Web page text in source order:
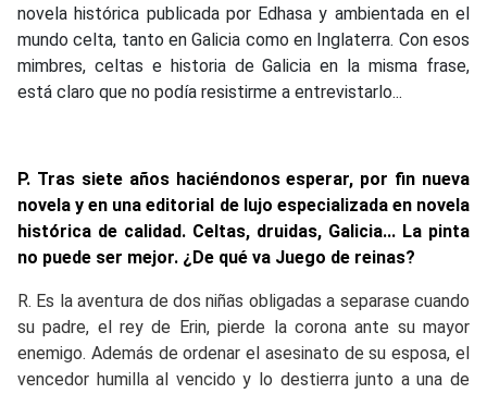
novela histórica publicada por Edhasa y ambientada en el
mundo celta, tanto en Galicia como en Inglaterra. Con esos
mimbres, celtas e historia de Galicia en la misma frase,
está claro que no podía resistirme a entrevistarlo...
P. Tras siete años haciéndonos esperar, por fin nueva
novela y en una editorial de lujo especializada en novela
histórica de calidad. Celtas, druidas, Galicia... La pinta
no puede ser mejor. ¿De qué va Juego de reinas?
R. Es la aventura de dos niñas obligadas a separase cuando
su padre, el rey de Erin, pierde la corona ante su mayor
enemigo. Además de ordenar el asesinato de su esposa, el
vencedor humilla al vencido y lo destierra junto a una de